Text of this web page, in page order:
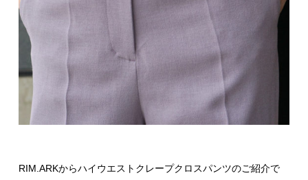
RIM.ARKからハイウエストクレープクロスパンツのご紹介で